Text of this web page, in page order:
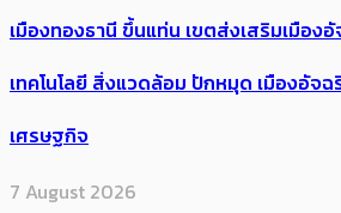
เมืองทองธานี ขึ้นแท่น เขตส่งเสริมเมือง
เทคโนโลยี สิ่งแวดล้อม ปักหมุด เมืองอัจ
เศรษฐกิจ
7 August 2026